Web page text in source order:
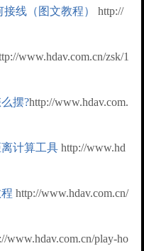
线（图文教程）
http://
www.hdav.com.cn/zsk/1
摆?http://www.hdav.com.
计算工具 http://www.hd
http://www.hdav.com.cn/
www.hdav.com.cn/play-ho